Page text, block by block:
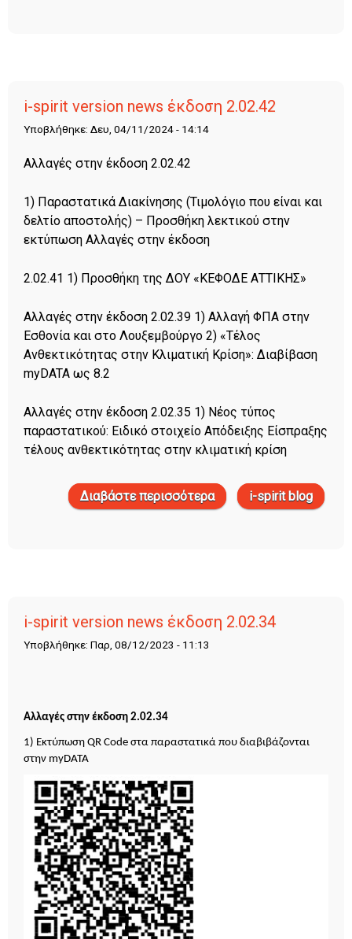
i-spirit version news έκδοση 2.02.42
Υποβλήθηκε: Δευ, 04/11/2024 - 14:14
Αλλαγές στην έκδοση 2.02.42
1) Παραστατικά Διακίνησης (Τιμολόγιο που είναι και
δελτίο αποστολής) – Προσθήκη λεκτικού στην
εκτύπωση Αλλαγές στην έκδοση
2.02.41 1) Προσθήκη της ΔΟΥ «ΚΕΦΟΔΕ ΑΤΤΙΚΗΣ»
Αλλαγές στην έκδοση 2.02.39 1) Αλλαγή ΦΠΑ στην
Εσθονία και στο Λουξεμβούργο 2) «Τέλος
Ανθεκτικότητας στην Κλιματική Κρίση»: Διαβίβαση
myDATA ως 8.2
Αλλαγές στην έκδοση 2.02.35 1) Νέος τύπος
παραστατικού: Ειδικό στοιχείο Απόδειξης Είσπραξης
τέλους ανθεκτικότητας στην κλιματική κρίση
Διαβάστε περισσότερα
για i-spirit version news
έκδοση 2.02.42
i-spirit blog
i-spirit version news έκδοση 2.02.34
Υποβλήθηκε: Παρ, 08/12/2023 - 11:13
Αλλαγές στην έκδοση 2.02.34
1) Εκτύπωση QR Code στα παραστατικά που διαβιβάζονται
στην myDATA